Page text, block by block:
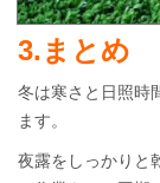
3.まとめ
冬は寒さと日照時
ます。
夜露をしっかりと